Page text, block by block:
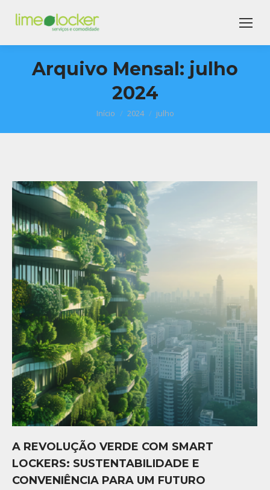
Arquivo Mensal: julho
2024
Você está aqui:
Início 2024 julho
A REVOLUÇÃO VERDE COM SMART
LOCKERS: SUSTENTABILIDADE E
CONVENIÊNCIA PARA UM FUTURO